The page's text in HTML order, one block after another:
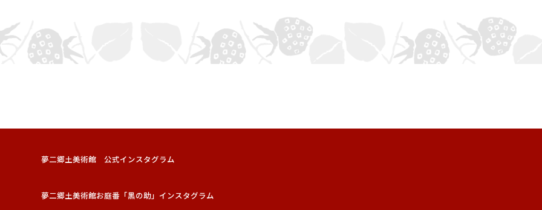
夢二郷土美術館 公式インスタグラム
夢二郷土美術館お庭番「黑の助」インスタグラム